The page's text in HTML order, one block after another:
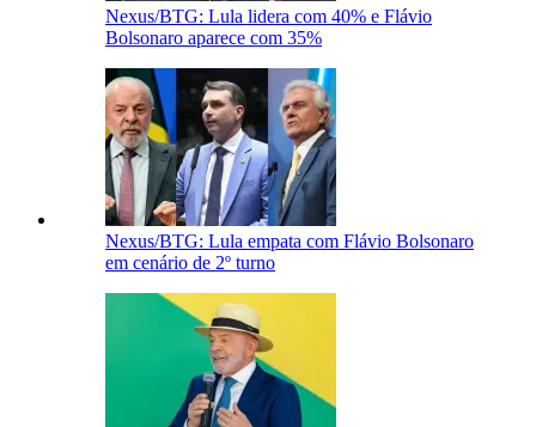
Nexus/BTG: Lula lidera com 40% e Flávio
Bolsonaro aparece com 35%
Nexus/BTG: Lula empata com Flávio Bolsonaro
em cenário de 2º turno